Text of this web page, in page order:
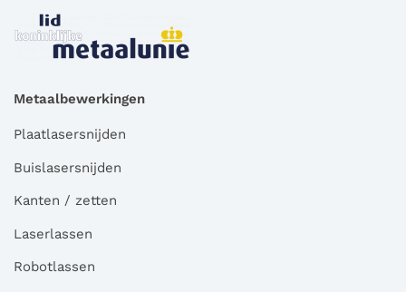
Metaalbewerkingen
Plaatlasersnijden
Buislasersnijden
Kanten / zetten
Laserlassen
Robotlassen